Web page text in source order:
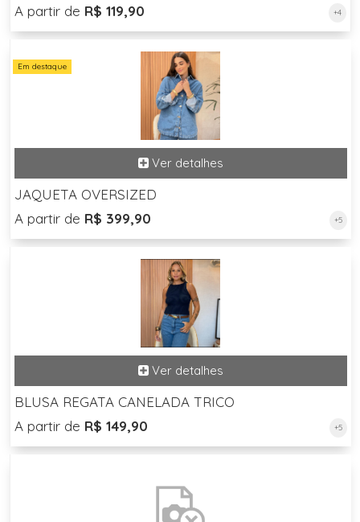
A partir de R$ 119,90 +4
Em destaque
JAQUETA OVERSIZED
A partir de R$ 399,90 +5
BLUSA REGATA CANELADA TRICO
A partir de R$ 149,90 +5